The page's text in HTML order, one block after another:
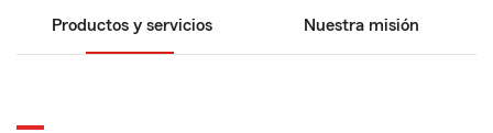
Productos y servicios Nuestra misión